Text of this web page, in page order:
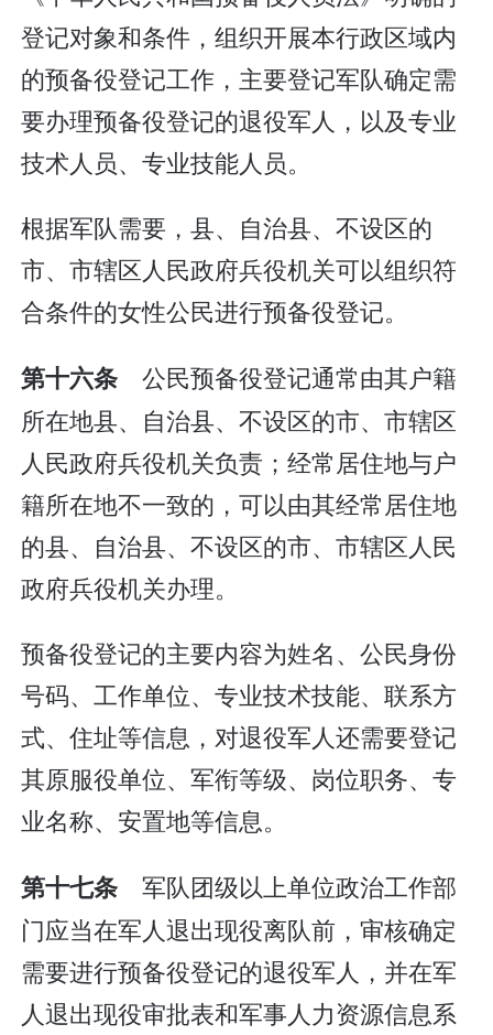
登记对象和条件，组织开展本行政区域内
的预备役登记工作，主要登记军队确定需
要办理预备役登记的退役军人，以及专业
技术人员、专业技能人员。
根据军队需要，县、自治县、不设区的
市、市辖区人民政府兵役机关可以组织符
合条件的女性公民进行预备役登记。
第十六条公民预备役登记通常由其户籍
所在地县、自治县、不设区的市、市辖区
人民政府兵役机关负责；经常居住地与户
籍所在地不一致的，可以由其经常居住地
的县、自治县、不设区的市、市辖区人民
政府兵役机关办理。
预备役登记的主要内容为姓名、公民身份
号码、工作单位、专业技术技能、联系方
式、住址等信息，对退役军人还需要登记
其原服役单位、军衔等级、岗位职务、专
业名称、安置地等信息。
第十七条军队团级以上单位政治工作部
门应当在军人退出现役离队前，审核确定
需要进行预备役登记的退役军人，并在军
人退出现役审批表和军事人力资源信息系